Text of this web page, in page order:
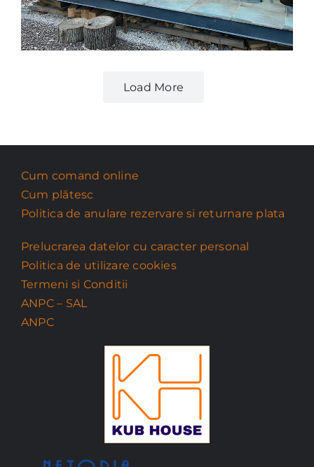
Load More
Cum comand online
Cum plătesc
Politica de anulare rezervare si returnare plata
Prelucrarea datelor cu caracter personal
Politica de utilizare cookies
Termeni si Conditii
ANPC – SAL
ANPC